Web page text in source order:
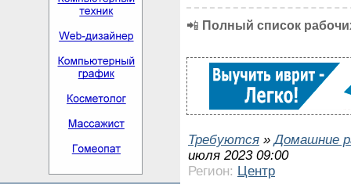
📲 Полный список
Требуются »Домашние
июля 2023 09:00
Регион: Центр